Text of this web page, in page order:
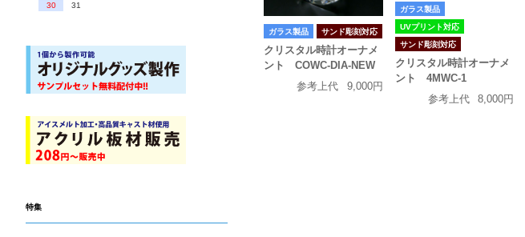
ガラス製品 サンド彫刻対応
クリスタル時計オーナメ
ント COWC-DIA-NEW
参考上代
9,000円
ガラス製品
UVプリント対応
サンド彫刻対応
クリスタル時計オーナメ
ント 4MWC-1
参考上代
8,000円
30
31
特集